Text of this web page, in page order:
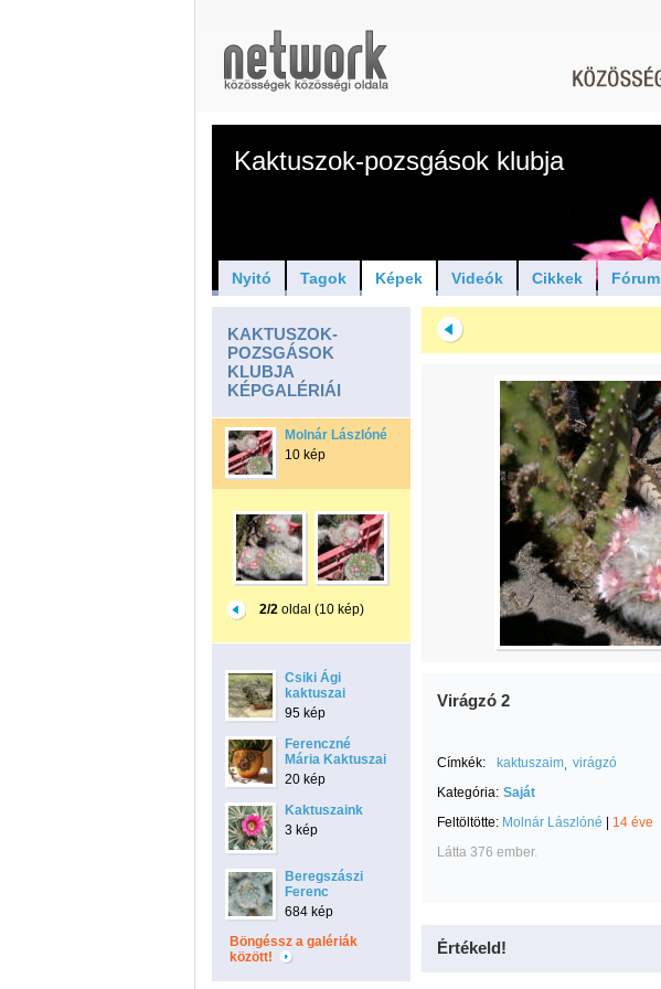
Kaktuszok-pozsgások klubja
Nyitó Tagok Képek Videók Cikkek Fórum
KAKTUSZOK-
POZSGÁSOK
KLUBJA
KÉPGALÉRIÁI
Molnár Lászlóné
10 kép
2/2oldal (10 kép)
Csiki Ági
kaktuszai
95 kép
Ferenczné
Mária Kaktuszai
20 kép
Kaktuszaink
3 kép
Beregszászi
Ferenc
684 kép
Böngéssz a galériák
között!
Virágzó 2
Címkék: kaktuszaim virágzó
Kategória: Saját
Feltöltötte: Molnár Lászlóné
14 éve
Látta 376 ember.
Értékeld!